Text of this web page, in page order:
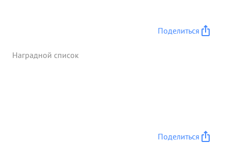
Поделиться
Наградной список
Поделиться